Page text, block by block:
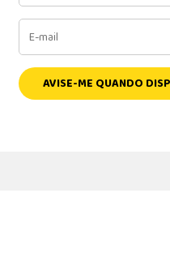
AVISE-ME QUANDO